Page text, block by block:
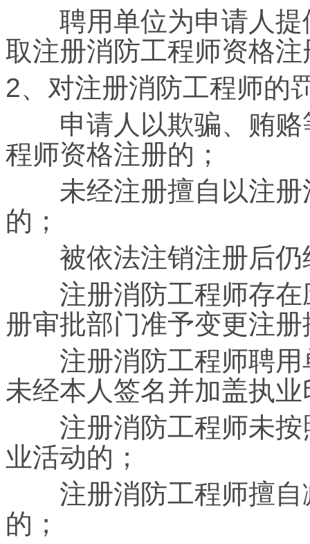
聘用单位为申请人提
取注册消防工程师资格注
2、对注册消防工程师的
申请人以欺骗、贿赂
程师资格注册的；
未经注册擅自以注册
的；
被依法注销注册后仍
注册消防工程师存在
册审批部门准予变更注
注册消防工程师聘用
未经本人签名并加盖执
注册消防工程师未按
业活动的；
注册消防工程师擅自
的；